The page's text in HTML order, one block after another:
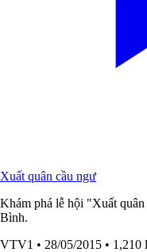
Xuất quân cầu ngư
Khám phá lễ hội "Xuất
Bình.
VTV1 • 28/05/2015 • 1,210